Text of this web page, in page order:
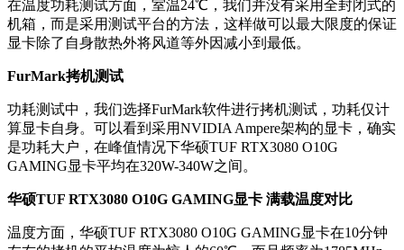
在温度功耗测试方面，室温24℃，我们并没有采用全封闭式的
机箱，而是采用测试平台的方法，这样做可以最大限度的保证
显卡除了自身散热外将风道等外因减小到最低。
FurMark拷机测试
功耗测试中，我们选择FurMark软件进行拷机测试，功耗仅计
算显卡自身。可以看到采用NVIDIA Ampere架构的显卡，确实
是功耗大户，在峰值情况下华硕TUF RTX3080 O10G
GAMING显卡平均在320W-340W之间。
华硕TUF RTX3080 O10G GAMING显卡 满载温度对比
温度方面，华硕TUF RTX3080 O10G GAMING显卡在10分钟